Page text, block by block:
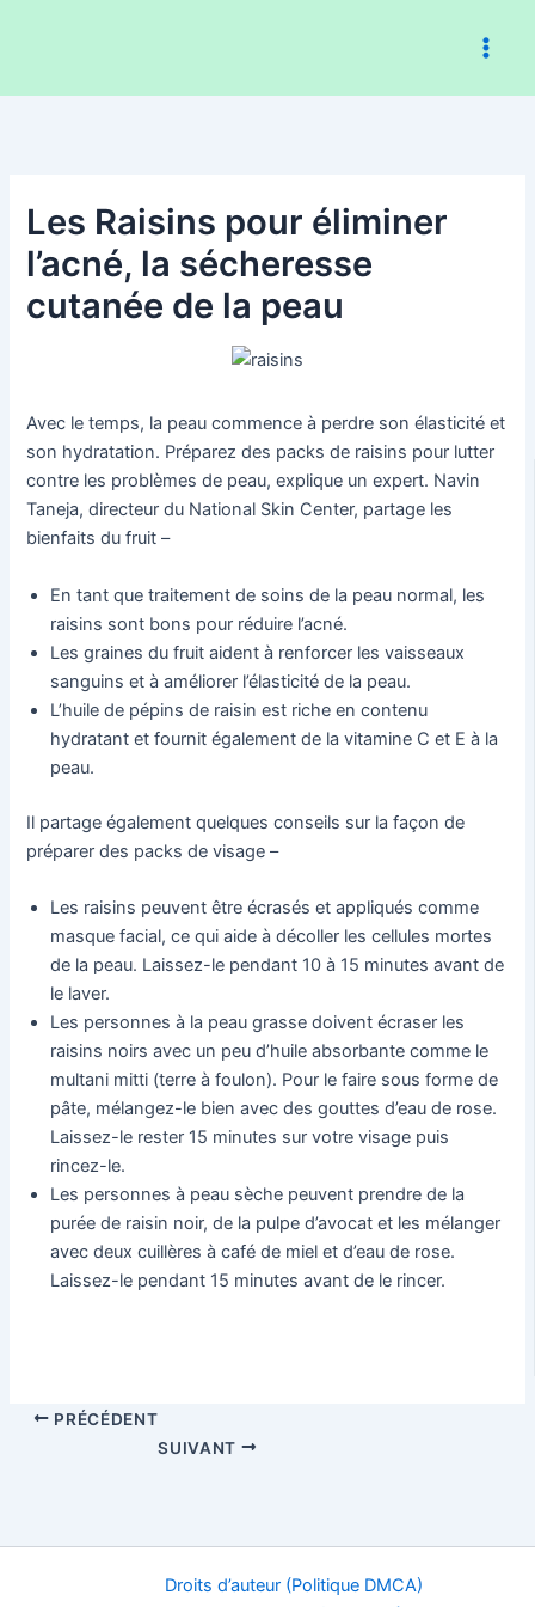
Les Raisins pour éliminer
l’acné, la sécheresse
cutanée de la peau
Avec le temps, la peau commence à perdre son élasticité et
son hydratation. Préparez des packs de raisins pour lutter
contre les problèmes de peau, explique un expert. Navin
Taneja, directeur du National Skin Center, partage les
bienfaits du fruit –
En tant que traitement de soins de la peau normal, les
raisins sont bons pour réduire l’acné.
Les graines du fruit aident à renforcer les vaisseaux
sanguins et à améliorer l’élasticité de la peau.
L’huile de pépins de raisin est riche en contenu
hydratant et fournit également de la vitamine C et E à la
peau.
Il partage également quelques conseils sur la façon de
préparer des packs de visage –
Les raisins peuvent être écrasés et appliqués comme
masque facial, ce qui aide à décoller les cellules mortes
de la peau. Laissez-le pendant 10 à 15 minutes avant de
le laver.
Les personnes à la peau grasse doivent écraser les
raisins noirs avec un peu d’huile absorbante comme le
multani mitti (terre à foulon). Pour le faire sous forme de
pâte, mélangez-le bien avec des gouttes d’eau de rose.
Laissez-le rester 15 minutes sur votre visage puis
rincez-le.
Les personnes à peau sèche peuvent prendre de la
purée de raisin noir, de la pulpe d’avocat et les mélanger
avec deux cuillères à café de miel et d’eau de rose.
Laissez-le pendant 15 minutes avant de le rincer.
PRÉCÉDENT
SUIVANT
Droits d’auteur (Politique DMCA)